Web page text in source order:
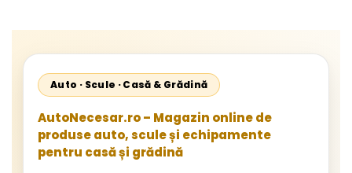
Auto · Scule · Casă & Grădină
AutoNecesar.ro – Magazin online de
produse auto, scule și echipamente
pentru casă și grădină